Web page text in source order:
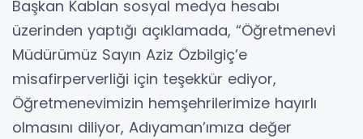
Başkan Kablan sosyal medya hesabı
üzerinden yaptığı açıklamada, “Öğretmenevi
Müdürümüz Sayın Aziz Özbilgiç’e
misafirperverliği için teşekkür ediyor,
Öğretmenevimizin hemşehrilerimize hayırlı
olmasını diliyor, Adıyaman’ımıza değer